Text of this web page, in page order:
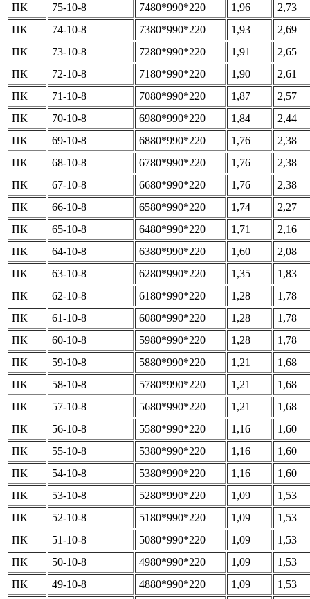
ПК
75-10-8 7480*990*220 1,96
2,73
ПК
74-10-8 7380*990*220 1,93
2,69
ПК
73-10-8 7280*990*220 1,91
2,65
ПК
72-10-8 7180*990*220 1,90
2,61
ПК
71-10-8 7080*990*220 1,87
2,57
ПК
70-10-8 6980*990*220 1,84
2,44
ПК
69-10-8 6880*990*220 1,76
2,38
ПК
68-10-8 6780*990*220 1,76
2,38
ПК
67-10-8 6680*990*220 1,76
2,38
ПК
66-10-8 6580*990*220 1,74
2,27
ПК
65-10-8 6480*990*220 1,71
2,16
ПК
64-10-8 6380*990*220 1,60
2,08
ПК
63-10-8 6280*990*220 1,35
1,83
ПК
62-10-8 6180*990*220 1,28
1,78
ПК
61-10-8 6080*990*220 1,28
1,78
ПК
60-10-8 5980*990*220 1,28
1,78
ПК
59-10-8 5880*990*220 1,21
1,68
ПК
58-10-8 5780*990*220 1,21
1,68
ПК
57-10-8 5680*990*220 1,21
1,68
ПК
56-10-8 5580*990*220 1,16
1,60
ПК
55-10-8 5380*990*220 1,16
1,60
ПК
54-10-8 5380*990*220 1,16
1,60
ПК
53-10-8 5280*990*220 1,09
1,53
ПК
52-10-8 5180*990*220 1,09
1,53
ПК
51-10-8 5080*990*220 1,09
1,53
ПК
50-10-8 4980*990*220 1,09
1,53
ПК
49-10-8 4880*990*220 1,09
1,53